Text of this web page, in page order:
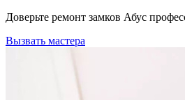
Доверьте ремонт замков Абус
Вызвать мастера